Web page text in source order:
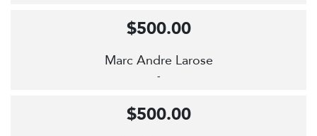
Marc Andre Larose
-
$500.00
$500.00